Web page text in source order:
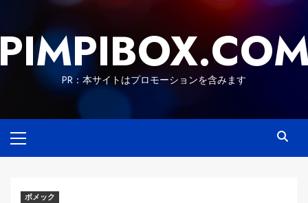
content
PR：本サイトはプロモーションを含みます
Menu
ボメック